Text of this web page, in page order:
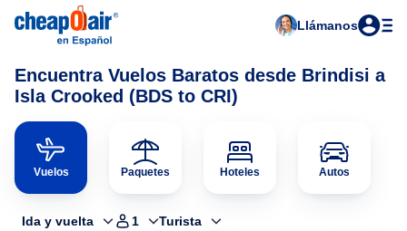
Llámanos
Encuentra Vuelos Baratos desde Brindisi a
Isla Crooked (BDS to CRI)
Vuelos Paquetes Hoteles Autos
Ida y vuelta 1 Turista